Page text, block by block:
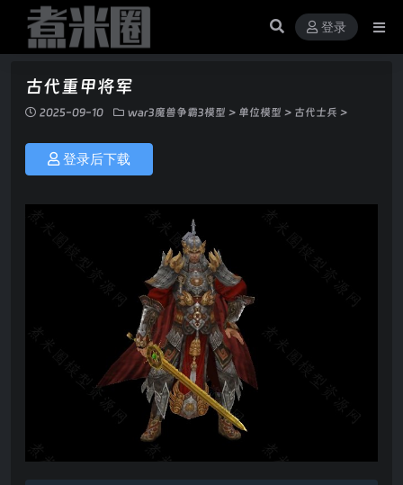
登录
古代重甲将军
2025-09-10 war3魔兽争霸3模型 > 单位模型 > 古代士兵 >
登录后下载